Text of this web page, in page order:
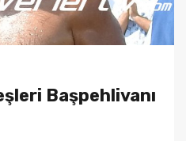
Başpehlivanı